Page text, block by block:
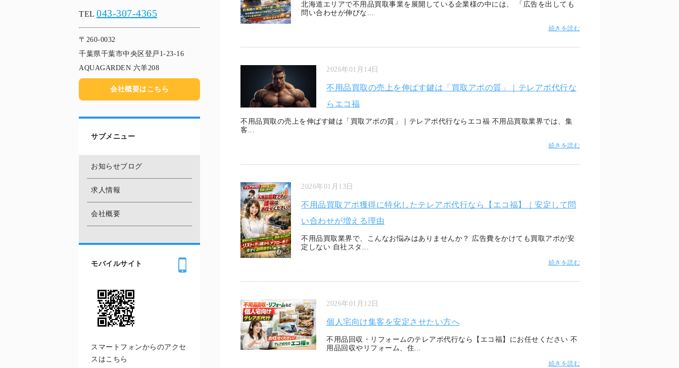
北海道エリアで不用品買取事業を展開している企業様の中には、 「広告を出しても
問い合わせが伸びな...
続きを読む
2026年01月14日
不用品買取の売上を伸ばす鍵は「買取アポの質」｜テレアポ代行な
らエコ福
不用品買取の売上を伸ばす鍵は「買取アポの質」｜テレアポ代行ならエコ福 不用品買取業界では、集
客...
続きを読む
2026年01月13日
不用品買取アポ獲得に特化したテレアポ代行なら【エコ福】｜安定して問
い合わせが増える理由
不用品買取業界で、こんなお悩みはありませんか？ 広告費をかけても買取アポが安
定しない 自社スタ...
続きを読む
2026年01月12日
個人宅向け集客を安定させたい方へ
不用品回収・リフォームのテレアポ代行なら【エコ福】にお任せください 不
用品回収やリフォーム、住...
続きを読む
TEL 043-307-4365
〒260-0032
千葉県千葉市中央区登戸1-23-16
AQUAGARDEN 六羊208
会社概要はこちら
サブメニュー
お知らせブログ
求人情報
会社概要
モバイルサイト
スマートフォンからのアクセ
スはこちら